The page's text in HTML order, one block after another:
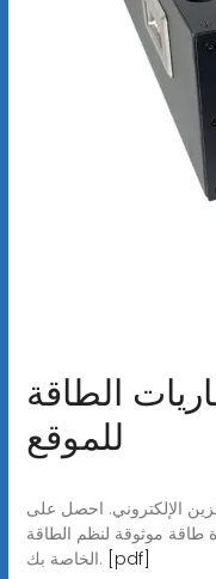
الطاقة
للموقع
الإلكتروني. احصل على
طاقة موثوقة لنظم الطاقة
الخاصة بك. [pdf]